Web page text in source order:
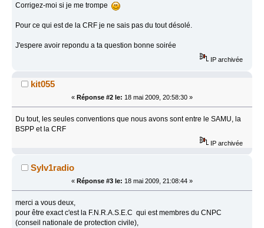
Corrigez-moi si je me trompe
Pour ce qui est de la CRF je ne sais pas du tout désolé.
J'espere avoir repondu a ta question bonne soirée
IP archivée
kit055
« Réponse #2 le: 18 mai 2009, 20:58:30 »
Du tout, les seules conventions que nous avons sont entre le SAMU, la
BSPP et la CRF
IP archivée
Sylv1radio
« Réponse #3 le: 18 mai 2009, 21:08:44 »
merci a vous deux,
pour être exact c'est la F.N.R.A.S.E.C qui est membres du CNPC
(conseil nationale de protection civile),